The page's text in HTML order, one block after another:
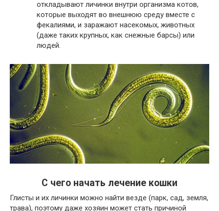
откладывают личинки внутри организма котов,
которые выходят во внешнюю среду вместе с
фекалиями, и заражают насекомых, животных
(даже таких крупных, как снежные барсы) или
людей.
С чего начать лечение кошки
Глисты и их личинки можно найти везде (парк, сад, земля,
трава), поэтому даже хозяин может стать причиной